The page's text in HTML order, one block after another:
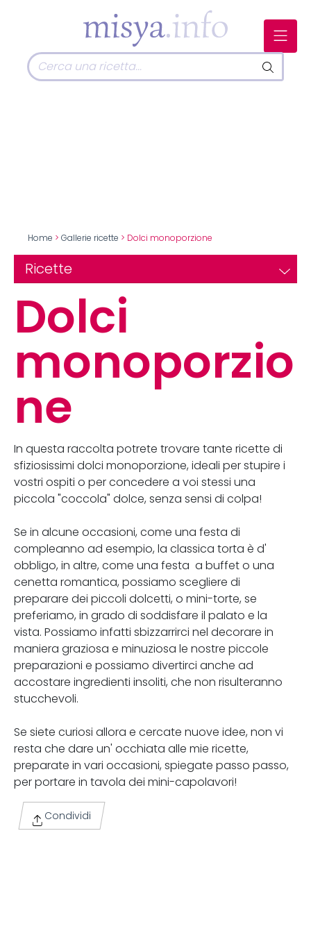
Home > Gallerie ricette > Dolci monoporzione
Ricette
Dolci
monoporzio
ne
In questa raccolta potrete trovare tante ricette di
sfiziosissimi dolci monoporzione, ideali per stupire i
vostri ospiti o per concedere a voi stessi una
piccola "coccola" dolce, senza sensi di colpa!
Se in alcune occasioni, come una festa di
compleanno ad esempio, la classica torta è d'
obbligo, in altre, come una festa a buffet o una
cenetta romantica, possiamo scegliere di
preparare dei piccoli dolcetti, o mini-torte, se
preferiamo, in grado di soddisfare il palato e la
vista. Possiamo infatti sbizzarrirci nel decorare in
maniera graziosa e minuziosa le nostre piccole
preparazioni e possiamo divertirci anche ad
accostare ingredienti insoliti, che non risulteranno
stucchevoli.
Se siete curiosi allora e cercate nuove idee, non vi
resta che dare un' occhiata alle mie ricette,
preparate in vari occasioni, spiegate passo passo,
per portare in tavola dei mini-capolavori!
Condividi